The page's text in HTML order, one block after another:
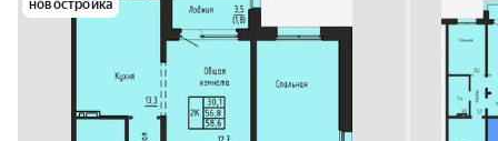
новостройка